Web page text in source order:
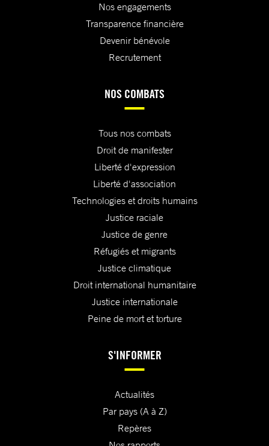
Nos engagements
Transparence financière
Devenir bénévole
Recrutement
NOS COMBATS
Tous nos combats
Droit de manifester
Liberté d'expression
Liberté d'association
Technologies et droits humains
Justice raciale
Justice de genre
Réfugiés et migrants
Justice climatique
Droit international humanitaire
Justice internationale
Peine de mort et torture
S'INFORMER
Actualités
Par pays (A à Z)
Repères